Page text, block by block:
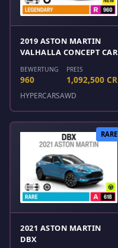
2019 ASTON MARTIN
VALHALLA CONCEPT CAR
BEWERTUNG
960
PREIS
1,092,500 CR
HYPERCARSAWD
RARE
2021 ASTON MARTIN
DBX